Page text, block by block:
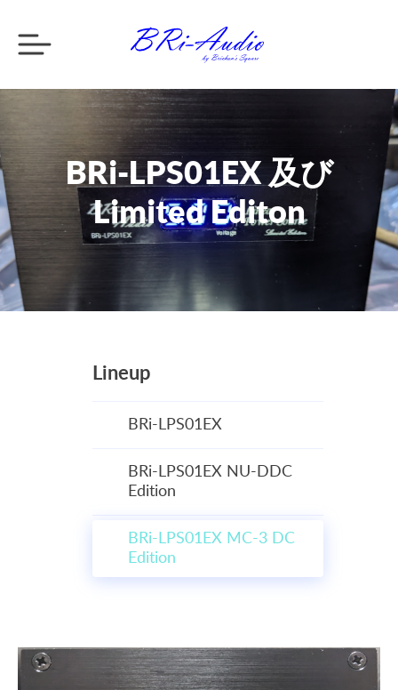
BRi-LPS01EX 及び
Limited Editon
Lineup
BRi-LPS01EX
BRi-LPS01EX NU-DDC
Edition
BRi-LPS01EX MC-3 DC
Edition